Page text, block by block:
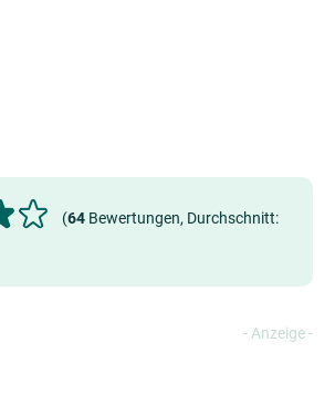
(64 Bewertungen, Durchschnitt: